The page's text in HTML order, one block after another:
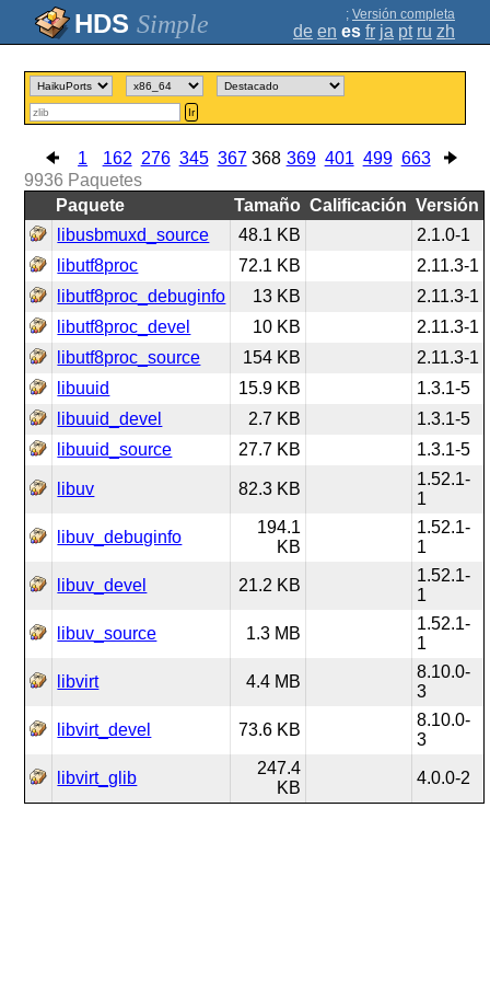
Simple ; Versión completa
de en es fr ja pt ru zh
Ir
1 162 276 345 367 368 369 401 499 663
9936 Paquetes
Paquete
Tamaño Calificación Versión
libusbmuxd_source
48.1 KB
2.1.0-1
libutf8proc
72.1 KB
2.11.3-1
libutf8proc_debuginfo
13 KB
2.11.3-1
libutf8proc_devel
10 KB
2.11.3-1
libutf8proc_source
154 KB
2.11.3-1
libuuid
15.9 KB
1.3.1-5
libuuid_devel
2.7 KB
1.3.1-5
libuuid_source
27.7 KB 1.3.1-5
libuv 82.3 KB
1.52.1-
1
libuv_debuginfo
194.1
KB
1.52.1-
1
libuv_devel 21.2 KB
1.52.1-
1
libuv_source 1.3 MB
1.52.1-
1
libvirt 4.4 MB
8.10.0-
3
libvirt_devel 73.6 KB
8.10.0-
3
libvirt_glib
247.4
KB
4.0.0-2